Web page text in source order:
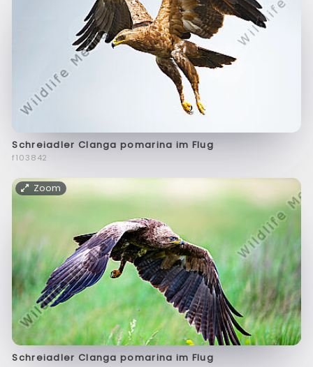
Schreiadler Clanga pomarina im Flug
f103842
Zoom
Schreiadler Clanga pomarina im Flug